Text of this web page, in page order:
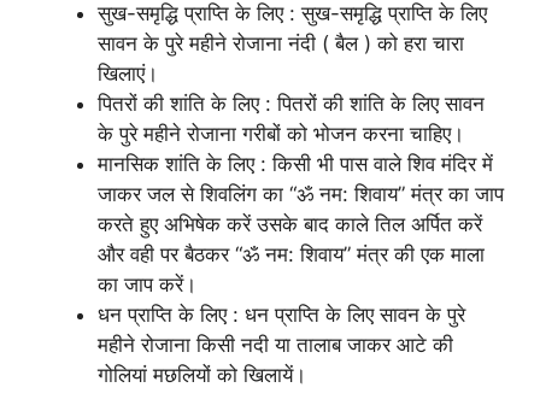
सुख-समृद्धि प्राप्ति के लिए : सुख-समृद्धि प्राप्ति के लिए
सावन के पुरे महीने रोजाना नंदी ( बैल ) को हरा चारा
खिलाएं।
पितरों की शांति के लिए : पितरों की शांति के लिए सावन
के पुरे महीने रोजाना गरीबों को भोजन करना चाहिए।
मानसिक शांति के लिए : किसी भी पास वाले शिव मंदिर में
जाकर जल से शिवलिंग का “ॐ नम: शिवाय” मंत्र का जाप
करते हुए अभिषेक करें उसके बाद काले तिल अर्पित करें
और वही पर बैठकर “ॐ नम: शिवाय” मंत्र की एक माला
का जाप करें।
धन प्राप्ति के लिए : धन प्राप्ति के लिए सावन के पुरे
महीने रोजाना किसी नदी या तालाब जाकर आटे की
गोलियां मछलियों को खिलायें।